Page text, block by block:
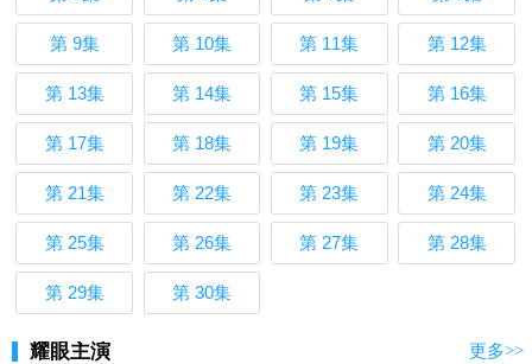
第 9集 第 10集 第 11集 第 12集
第 13集 第 14集 第 15集 第 16集
第 17集 第 18集 第 19集 第 20集
第 21集 第 22集 第 23集 第 24集
第 25集 第 26集 第 27集 第 28集
第 29集 第 30集
更多>>
耀眼主演